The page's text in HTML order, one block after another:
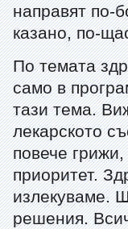
направят по-
казано, по-
По темата
само в
тази тема.
лекарското
повече
приоритет.
излекуваме.
решения.